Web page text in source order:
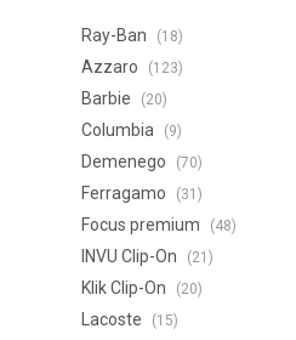
Azzaro (123)
Barbie (20)
Columbia (9)
Demenego (70)
Ferragamo (31)
Focus premium (48)
INVU Clip-On (21)
Klik Clip-On (20)
Lacoste (15)
Ray-Ban (18)